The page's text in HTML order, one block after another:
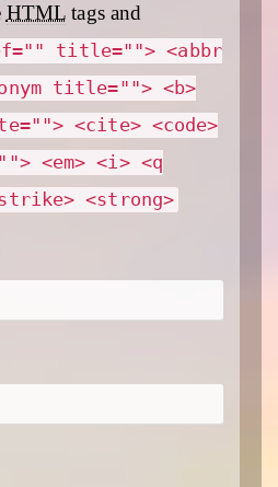
HTML tags and
title=""> <abbr
title=""> <b>
<cite> <code>
<em> <i> <q
<strong>